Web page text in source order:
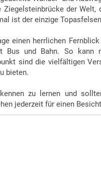
der
ist der einzige
einen herrlichen
Bus und Bahn. So
sind die vielfältigen
bieten.
zu lernen und
jederzeit für einen